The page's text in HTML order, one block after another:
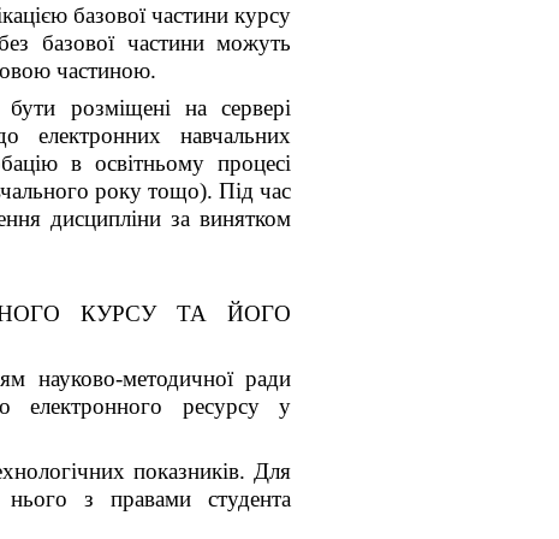
базової частини курсу
базової частини можуть
частиною.
розміщені на сервері
електронних навчальних
в освітньому процесі
року тощо). Під час
дисципліни за винятком
КУРСУ ТА ЙОГО
науково-методичної ради
електронного ресурсу у
показників. Для
з правами студента